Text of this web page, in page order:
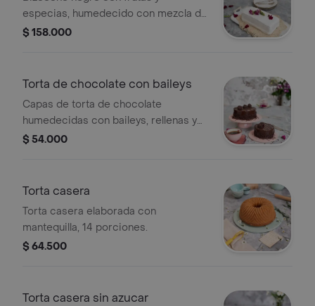
especias, humedecido con mezcla de
licores, 11 porciones.
$ 158.000
Torta de chocolate con baileys
Capas de torta de chocolate
humedecidas con baileys, rellenas y
cubiertas con ganache de chocolate
$ 54.000
Torta casera
Torta casera elaborada con
mantequilla, 14 porciones.
$ 64.500
Torta casera sin azucar